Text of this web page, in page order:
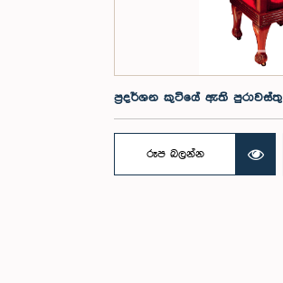
ප්‍රදර්ශන කුටියේ ඇති පුරාවස්තු
රූප බලන්න